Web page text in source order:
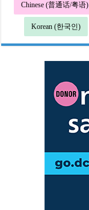
Chinese (普通话/粤语)
Korean (한국인)